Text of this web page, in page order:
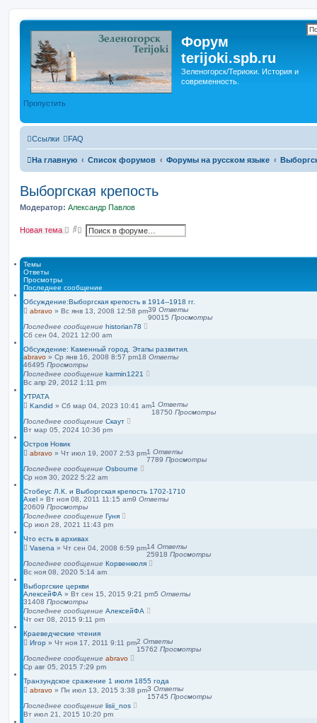
Форум
terijoki.spb.ru
Зеленогорск/Териоки. История и
современность.
Пропустить
Ссылки FAQ
На главную Список форумов Форумы на русском языке
Выборгская крепость
Модератор: Александр Павлов
Новая тема
П
н
ы
й
о
и
с
к
Темы
Ответы
Просмотры
Последнее сообщение
Обсуждение:Выборгская крепость в 1914--1918 гг.
abravo » Вс янв 13, 2008 12:58 pm39 Ответы
90015 Просмотры
Последнее сообщение historian78
Сб сен 04, 2021 12:00 am
Обсуждение: Каменный город. Этапы развития.
abravo » Ср янв 16, 2008 8:57 pm18 Ответы
46495 Просмотры
Последнее сообщение karmin1221
Вс апр 29, 2012 1:11 pm
УТРАТА
Kandid » Сб мар 04, 2023 10:41 am1 Ответы
18750 Просмотры
Последнее сообщение Скаут
Вт мар 05, 2024 10:36 pm
Остров Новик
abravo » Чт июл 19, 2007 2:53 pm1 Ответы
7789 Просмотры
Последнее сообщение Osbourne
Ср ноя 30, 2022 5:22 am
Стобеус Л.К. и Выборгская крепость 1702-1710
Axel » Вт ноя 08, 2011 11:15 am9 Ответы
20609 Просмотры
Последнее сообщение Гуня
Ср июл 28, 2021 11:43 pm
Что есть в архивах
Vasena » Чт сен 04, 2008 6:59 pm14 Ответы
25918 Просмотры
Последнее сообщение Корвенкюля
Вс ноя 08, 2020 5:14 am
Выборгские церкви
АлексейФА » Вт сен 15, 2015 9:21 pm5 Ответы
31408 Просмотры
Последнее сообщение АлексейФА
Чт окт 08, 2015 9:11 pm
Краеведческие чтения
Игор » Чт ноя 17, 2011 9:11 pm2 Ответы
15762 Просмотры
Последнее сообщение abravo
Ср авг 05, 2015 7:29 pm
Транзундское сражение 1 июля 1855 года
abravo » Пн июл 13, 2015 3:38 pm3 Ответы
15745 Просмотры
Последнее сообщение lisii_nos
Вт июл 21, 2015 10:20 pm